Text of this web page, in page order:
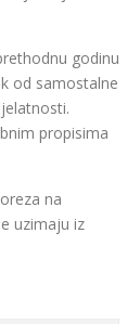
godinu
od samostalne
propisima
na
uzimaju iz